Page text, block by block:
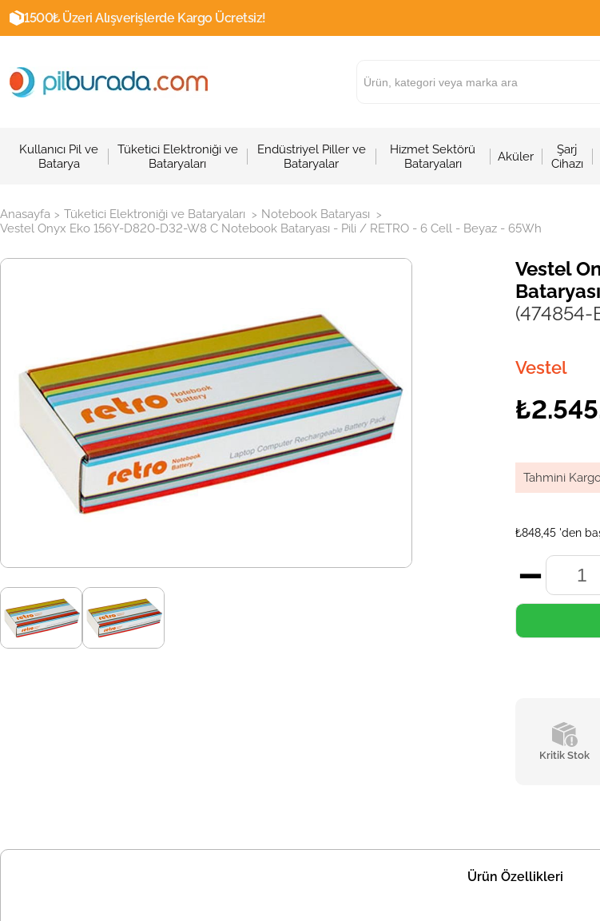
1500₺ Üzeri Alışverişlerde Kargo Ücretsiz!
Kullanıcı Pil ve
Batarya
Tüketici Elektroniği ve
Bataryaları
Endüstriyel Piller ve
Bataryalar
Hizmet Sektörü
Bataryaları
Aküler
Şarj
Cihazı
Anasayfa > Tüketici Elektroniği ve Bataryaları > Notebook Bataryası >
Vestel Onyx Eko 156Y-D820-D32-W8 C Notebook Bataryası - Pili / RETRO - 6 Cell - Beyaz - 65Wh
Vestel
(474854-
Vestel
Tahmini
₺848,45 'den
Kritik Stok
Ürün Özellikleri